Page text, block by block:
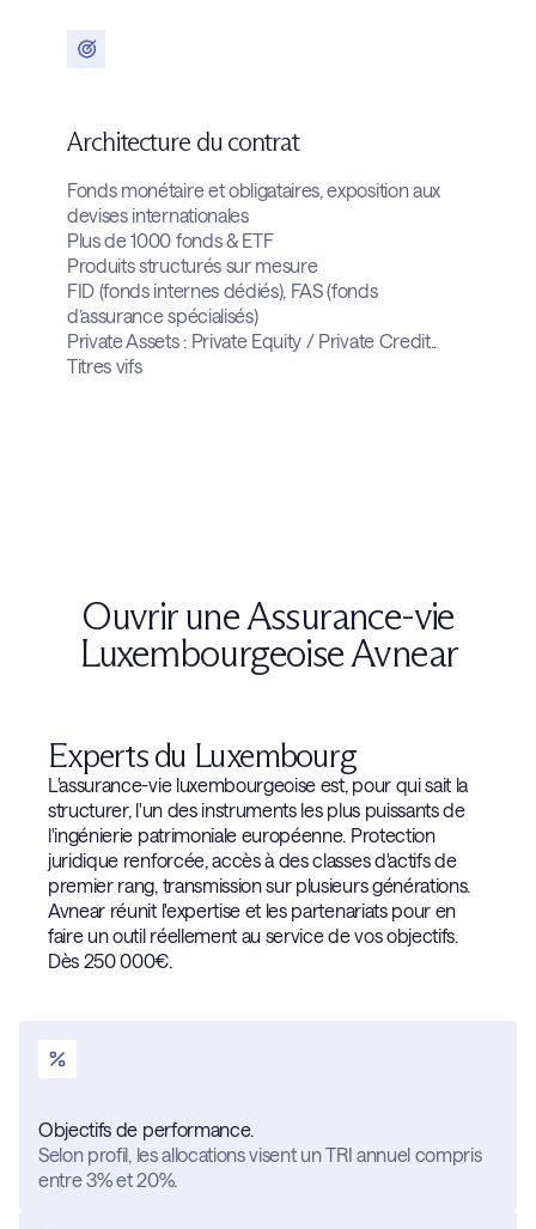
Architecture du contrat
Fonds monétaire et obligataires, exposition aux
devises internationales
Plus de 1000 fonds & ETF
Produits structurés sur mesure
FID (fonds internes dédiés), FAS (fonds
d’assurance spécialisés)
Private Assets: Private Equity / Private Credit..
Titres vifs
Ouvrir une Assurance-vie
Luxembourgeoise Avnear
Experts du Luxembourg
L'assurance-vie luxembourgeoise est, pour qui sait la
structurer, l'un des instruments les plus puissants de
l'ingénierie patrimoniale européenne. Protection
juridique renforcée, accès à des classes d'actifs de
premier rang, transmission sur plusieurs générations.
Avnear réunit l'expertise et les partenariats pour en
faire un outil réellement au service de vos objectifs.
Dès 250 000€.
Objectifs de performance.
Selon profil, les allocations visent un TRI annuel compris
entre 3% et 20%.